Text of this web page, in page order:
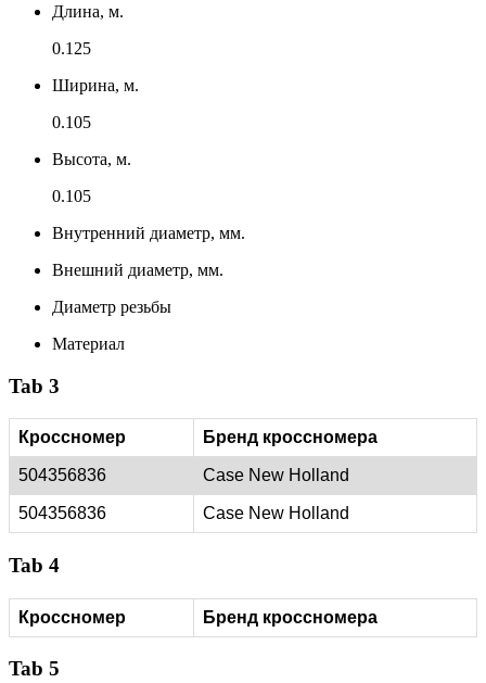
Длина, м.
0.125
Ширина, м.
0.105
Высота, м.
0.105
Внутренний диаметр, мм.
Внешний диаметр, мм.
Диаметр резьбы
Материал
Tab 3
Кроссномер Бренд кроссномера
504356836 Case New Holland
504356836 Case New Holland
Tab 4
Кроссномер Бренд кроссномера
Tab 5